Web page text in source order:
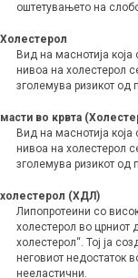
оштетувањето на
Холестерол
Вид на маснотија која
нивоа на холестерол
зголемува ризикот од
масти во крвта
Вид на маснотија која
нивоа на холестерол
зголемува ризикот од
холестерол (ХДЛ)
Липопротеини со
холестерол во црниот
холестерол“. Тој ја
неговиот недостаток
нееластични.